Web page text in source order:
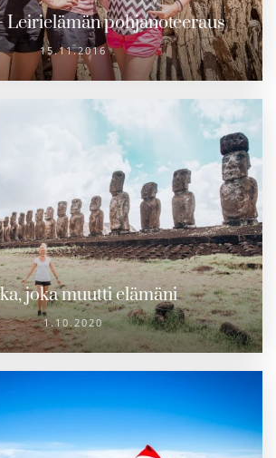
Leirielämän pohjanoteeraus
15.11.2016
joka muutti elämäni
1.10.2020